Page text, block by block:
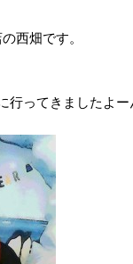
西畑です。
行ってきましたよー